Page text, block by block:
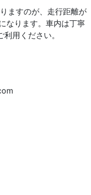
ますのが、走行距離が
なります。車内は丁寧
用ください。